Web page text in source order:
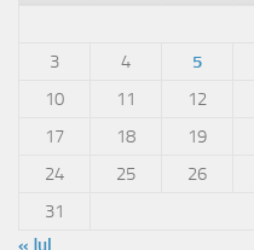
3
4 5
10
11 12
17
18 19
24
25 26
31
« Jul